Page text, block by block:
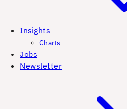
Insights
Charts
Jobs
Newsletter